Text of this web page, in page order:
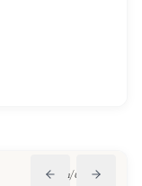
1/6